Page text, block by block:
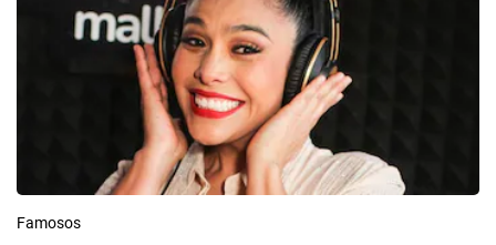
Famosos